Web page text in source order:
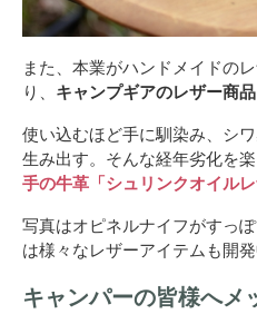
また、本業がハンドメイドの
り、 キャンプギアのレザー商
使い込むほど手に馴染み、シ
生み出す。そんな経年劣化を
手の牛革「シュリンクオイルレ
写真はオピネルナイフがすっ
は様々なレザーアイテムも開
キャンパーの皆様へメ